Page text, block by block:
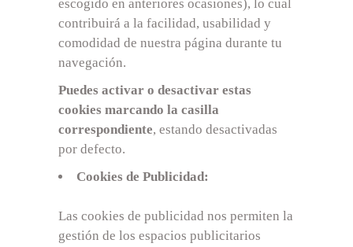
escogido en anteriores ocasiones), lo cual
contribuirá a la facilidad, usabilidad y
comodidad de nuestra página durante tu
navegación.
Puedes activar o desactivar estas
cookies marcando la casilla
correspondiente, estando desactivadas
por defecto.
Cookies de Publicidad:
Las cookies de publicidad nos permiten la
gestión de los espacios publicitarios